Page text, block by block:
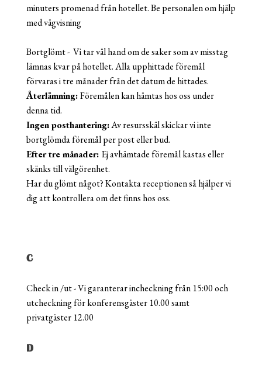
minuters promenad från hotellet. Be personalen om hjälp
med vägvisning
Bortglömt - Vi tar väl hand om de saker som av misstag
lämnas kvar på hotellet. Alla upphittade föremål
förvaras i tre månader från det datum de hittades.
Återlämning:Föremålen kan hämtas hos oss under
denna tid.
Ingen posthantering:Av resursskäl skickar vi inte
bortglömda föremål per post eller bud.
Efter tre månader: Ej avhämtade föremål kastas eller
skänks till välgörenhet.
Har du glömt något? Kontakta receptionen så hjälper vi
dig att kontrollera om det finns hos oss.
C
Check in /ut - Vi garanterar incheckning från 15:00 och
utcheckning för konferensgäster 10.00 samt
privatgäster 12.00
D